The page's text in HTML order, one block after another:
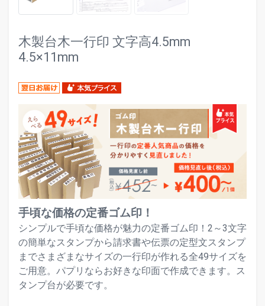
木製台木一行印 文字高4.5mm
4.5×11mm
手頃な価格の定番ゴム印！
シンプルで手頃な価格が魅力の定番ゴム印！2～3文字
の簡単なスタンプから請求書や伝票の定型文スタンプ
までさまざまなサイズの一行印が作れる全49サイズを
ご用意。パプリならお好きな印面で作成できます。ス
タンプ台が必要です。